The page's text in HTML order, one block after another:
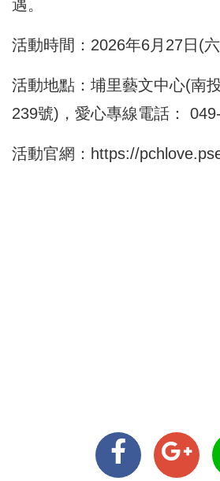
遇。
活動時間：2026年6月27日(
活動地點：埔里藝文中心(南
239號)，愛心專線電話： 049-
活動官網： https://